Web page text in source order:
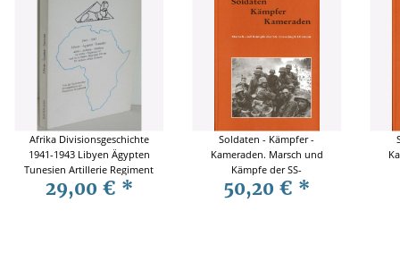
Afrika Divisionsgeschichte
1941-1943 Libyen Ägypten
Tunesien Artillerie Regiment
361
29,00 € *
Soldaten - Kämpfer -
Kameraden. Marsch und
Kämpfe der SS-
Totenkopfdivision Band 2b
- Vopersal
50,20 € *